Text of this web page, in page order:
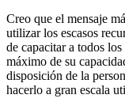
Creo que el mensaje
utilizar los escasos
de capacitar a todos
máximo de su
disposición de la
hacerlo a gran escala